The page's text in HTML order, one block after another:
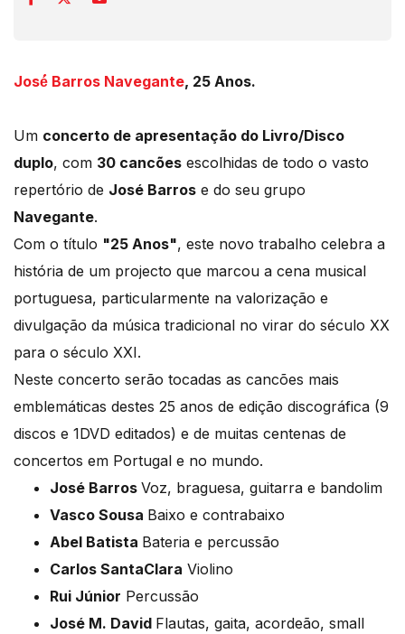
José́ Barros Navegante, 25 Anos.
Um concerto de apresentação do Livro/Disco
duplo, com 30 cancões escolhidas de todo o vasto
repertório de José Barros e do seu grupo
Navegante.
Com o título "25 Anos", este novo trabalho celebra a
história de um projecto que marcou a cena musical
portuguesa, particularmente na valorização e
divulgação da música tradicional no virar do século XX
para o século XXI.
Neste concerto serão tocadas as cancões mais
emblemáticas destes 25 anos de edição discográfica (9
discos e 1DVD editados) e de muitas centenas de
concertos em Portugal e no mundo.
José Barros Voz, braguesa, guitarra e bandolim
Vasco Sousa Baixo e contrabaixo
Abel Batista Bateria e percussão
Carlos SantaClara Violino
Rui Júnior Percussão
José M. David Flautas, gaita, acordeão, small